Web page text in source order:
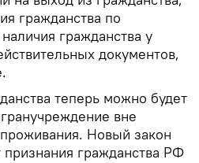
гражданства по
гражданства у
документов,
теперь можно будет
вне
Новый закон
признания гражданства РФ